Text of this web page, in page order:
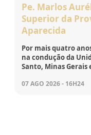
Pe. Marlos
Superior da
Aparecida
Por mais quatro
na condução da
Santo, Minas Gerais
07 AGO 2026 - 16H24